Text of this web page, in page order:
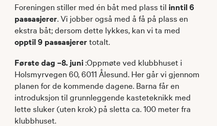
Foreningen stiller med én båt med plass til inntil 6
passasjerer. Vi jobber også med å få på plass en
ekstra båt; dersom dette lykkes, kan vi ta med
opptil 9 passasjerertotalt.
Første dag –8. juni:Oppmøte ved klubbhuset i
Holsmyrvegen 60, 6011 Ålesund. Her går vi gjennom
planen for de kommende dagene. Barna får en
introduksjon til grunnleggende kasteteknikk med
lette sluker (uten krok) på sletta ca. 100 meter fra
klubbhuset.